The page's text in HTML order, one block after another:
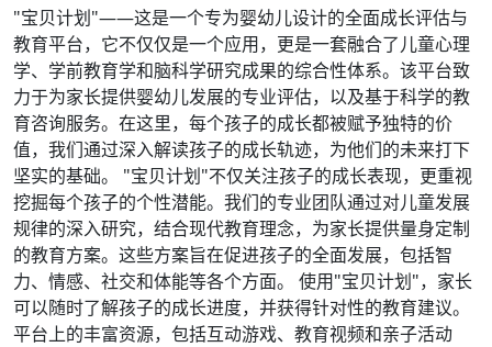
"宝贝计划"——这是一个专为婴幼儿设计的全面成长评估与
教育平台，它不仅仅是一个应用，更是一套融合了儿童心理
学、学前教育学和脑科学研究成果的综合性体系。该平台致
力于为家长提供婴幼儿发展的专业评估，以及基于科学的教
育咨询服务。在这里，每个孩子的成长都被赋予独特的价
值，我们通过深入解读孩子的成长轨迹，为他们的未来打下
坚实的基础。 "宝贝计划"不仅关注孩子的成长表现，更重视
挖掘每个孩子的个性潜能。我们的专业团队通过对儿童发展
规律的深入研究，结合现代教育理念，为家长提供量身定制
的教育方案。这些方案旨在促进孩子的全面发展，包括智
力、情感、社交和体能等各个方面。 使用"宝贝计划"，家长
可以随时了解孩子的成长进度，并获得针对性的教育建议。
平台上的丰富资源，包括互动游戏、教育视频和亲子活动